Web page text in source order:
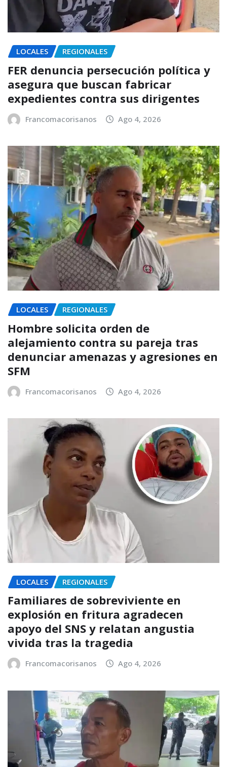
LOCALES REGIONALES
FER denuncia persecución política y
asegura que buscan fabricar
expedientes contra sus dirigentes
Francomacorisanos Ago 4, 2026
LOCALES REGIONALES
Hombre solicita orden de
alejamiento contra su pareja tras
denunciar amenazas y agresiones en
SFM
Francomacorisanos Ago 4, 2026
LOCALES REGIONALES
Familiares de sobreviviente en
explosión en fritura agradecen
apoyo del SNS y relatan angustia
vivida tras la tragedia
Francomacorisanos Ago 4, 2026